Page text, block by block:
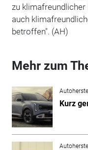
zu klimafreundlicher
auch
betroffen". (AH)
Mehr zum
Kurz